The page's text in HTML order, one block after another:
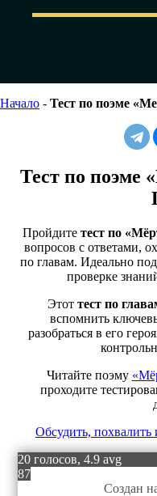
Начало - Тест по поэме
Тест по
Пройдите тест по
вопросов с ответами,
по главам. Идеально
проверке
Этот тест по
вспомнить
разобраться в его
Читайте поэму
проходите
Обсудить, похвалить
20 голосов, 4.9 avg
87
Создан